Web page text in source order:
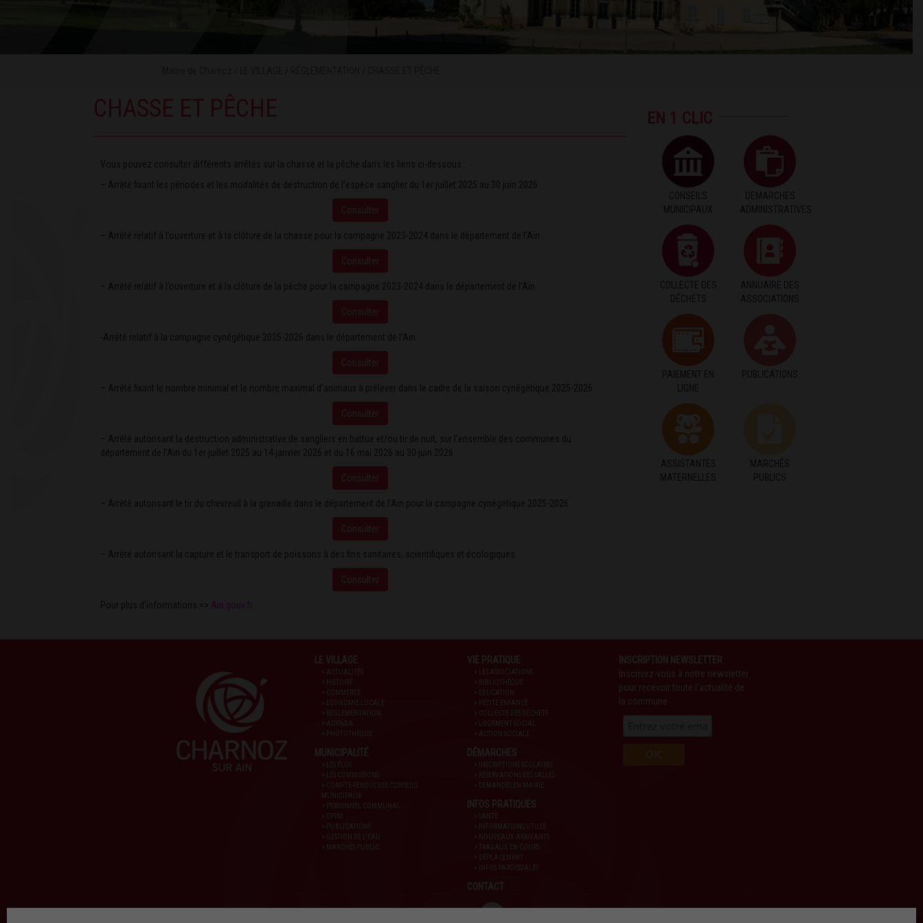
CHASSE ET PÊCHE
Vous pouvez consulter différents arrêtés sur la chasse et la pêche dans les liens ci-dessous :
– Arrêté fixant les périodes et les modalités de destruction de l’espèce sanglier du 1er juillet 2025 au 30 juin 2026
Consulter
– Arrêté relatif à l’ouverture et à la clôture de la chasse pour la campagne 2023-2024 dans le département de l’Ain :
Consulter
– Arrêté relatif à l’ouverture et à la clôture de la pêche pour la campagne 2023-2024 dans le département de l’Ain :
Consulter
-Arrêté relatif à la campagne cynégétique 2025-2026 dans le département de l’Ain
Consulter
– Arrêté fixant le nombre minimal et le nombre maximal d’animaux à prélever dans le cadre de la saison cynégétique 2025-2026
Consulter
– Arrêté autorisant la destruction administrative de sangliers en battue et/ou tir de nuit, sur l’ensemble des communes du
département de l’Ain du 1er juillet 2025 au 14 janvier 2026 et du 16 mai 2026 au 30 juin 2026
Consulter
– Arrêté autorisant le tir du chevreuil à la grenaille dans le département de l’Ain pour la campagne cynégétique 2025-2026
Consulter
– Arrêté autorisant la capture et le transport de poissons à des fins sanitaires, scientifiques et écologiques.
Consulter
Pour plus d’informations => Ain.gouv.fr
EN 1 CLIC
CONSEILS
MUNICIPAUX
DEMARCHES
ADMINISTRATIVES
COLLECTE DES
DÉCHETS
ANNUAIRE DES
ASSOCIATIONS
PAIEMENT EN
LIGNE
PUBLICATIONS
ASSISTANTES
MATERNELLES
MARCHÉS
PUBLICS
LE VILLAGE
> ACTUALITÉS
> HISTOIRE
> COMMERCE
> ECONOMIE LOCALE
> RÉGLEMENTATION
> AGENDA
MUNICIPALITÉ
> COMPTE-RENDUS DES CONSEILS
MUNICIPAUX
> PERSONNEL COMMUNAL
> CPINI
> PUBLICATIONS
> GESTION DE L'EAU
> MARCHÉS PUBLIC
VIE PRATIQUE
> LES ASSOCIATIONS
> BIBLIOTHÈQUE
> EDUCATION
> PETITE ENFANCE
> LOGEMENT SOCIAL
> ACTION SOCIALE
DÉMARCHES
> INSCRIPTIONS SCOLAIRES
> RÉSERVATIONS DES SALLES
> DEMANDES EN MAIRIE
INFOS PRATIQUES
> SANTÉ
> INFORMATIONS UTILES
> NOUVEAUX ARRIVANTS
> TRAVAUX EN COURS
> DÉPLACEMENT
> INFOS PAROISSIALES
CONTACT
INSCRIPTION NEWSLETTER
Inscrivez-vous à notre newsletter
pour recevoir toute l'actualité de
la commune